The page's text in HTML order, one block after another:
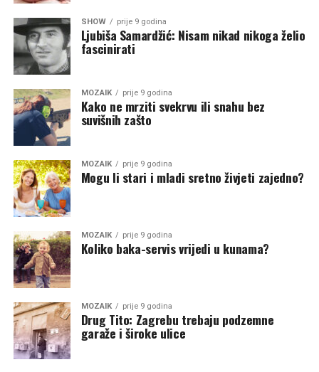
SHOW prije 9 godina
Ljubiša Samardžić: Nisam nikad nikoga želio
fascinirati
MOZAIK prije 9 godina
Kako ne mrziti svekrvu ili snahu bez
suvišnih zašto
MOZAIK prije 9 godina
Mogu li stari i mladi sretno živjeti zajedno?
MOZAIK prije 9 godina
Koliko baka-servis vrijedi u kunama?
MOZAIK prije 9 godina
Drug Tito: Zagrebu trebaju podzemne
garaže i široke ulice